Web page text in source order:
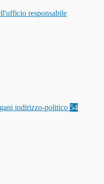
responsabile
indirizzo-politico 54